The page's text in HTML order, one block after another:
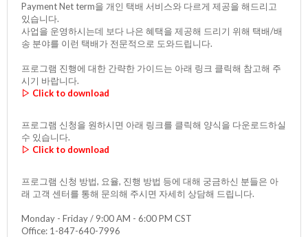
Payment Net term을 개인 택배 서비스와 다르게 제공을 해드리고
있습니다.
사업을 운영하시는데 보다 나은 혜택을 제공해 드리기 위해 택배/배
송 분야를 이런 택배가 전문적으로 도와드립니다.
프로그램 진행에 대한 간략한 가이드는 아래 링크 클릭해 참고해 주
시기 바랍니다.
▷ Click to download
프로그램 신청을 원하시면 아래 링크를 클릭해 양식을 다운로드하실
수 있습니다.
▷ Click to download
프로그램 신청 방법, 요율, 진행 방법 등에 대해 궁금하신 분들은 아
래 고객 센터를 통해 문의해 주시면 자세히 상담해 드립니다.
Monday - Friday / 9:00 AM - 6:00 PM CST
Office: 1-847-640-7996